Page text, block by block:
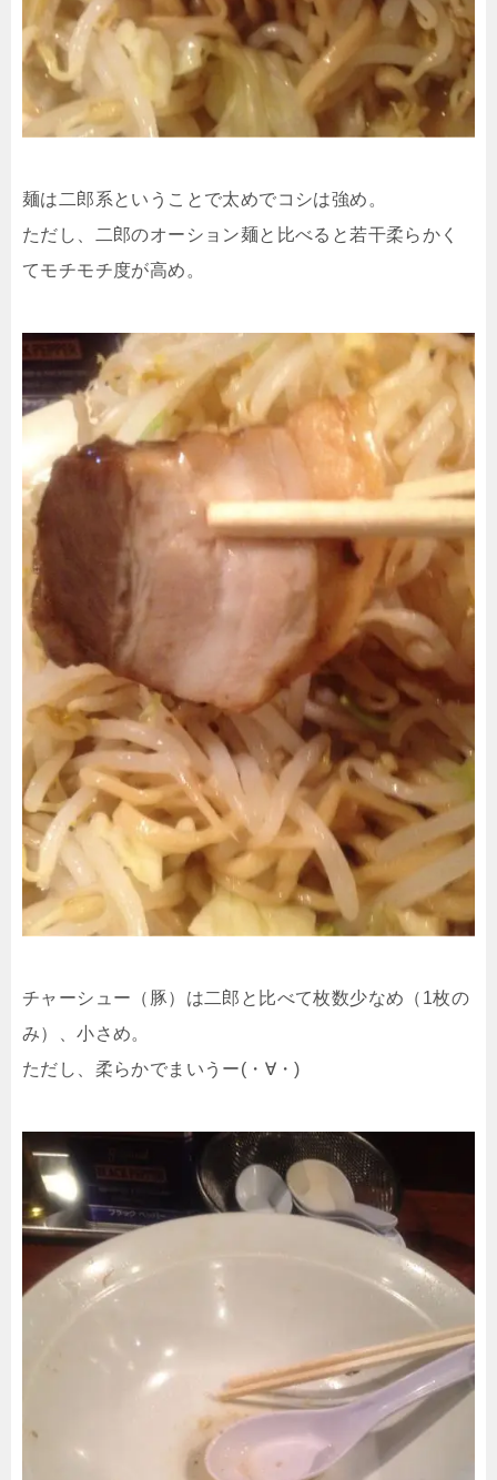
麺は二郎系ということで太めでコシは強め。
ただし、二郎のオーション麺と比べると若干柔らかく
てモチモチ度が高め。
チャーシュー（豚）は二郎と比べて枚数少なめ（1枚の
み）、小さめ。
ただし、柔らかでまいうー(・∀・)